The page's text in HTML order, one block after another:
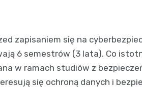
zapisaniem się na
6 semestrów (3 lata). Co
w ramach studiów z
się ochroną danych i